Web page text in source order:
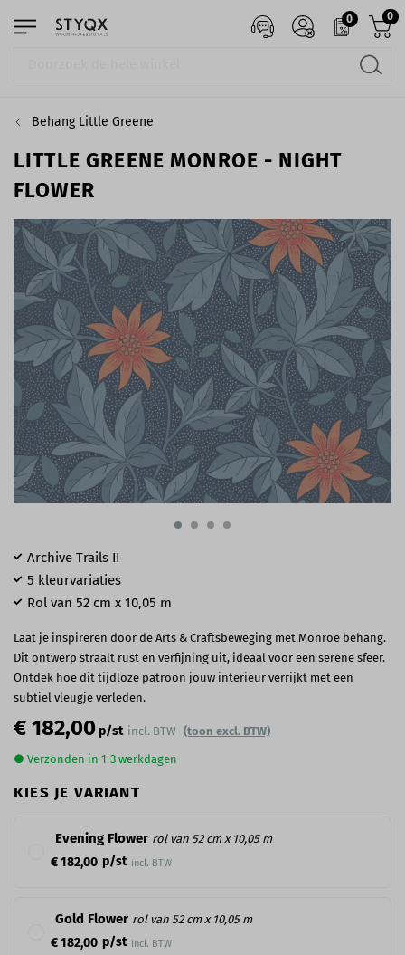
0 0
Behang Little Greene
LITTLE GREENE MONROE - NIGHT
FLOWER
€ 182,00p/st incl. BTW (toon excl. BTW)
● Verzonden in 1-3 werkdagen
KIES JE VARIANT
Evening Flower rol van 52 cm x 10,05 m
€ 182,00 p/st incl. BTW
Gold Flower rol van 52 cm x 10,05 m
€ 182,00 p/st incl. BTW
Archive Trails II
5 kleurvariaties
Rol van 52 cm x 10,05 m
Laat je inspireren door de Arts & Craftsbeweging met Monroe behang.
Dit ontwerp straalt rust en verfijning uit, ideaal voor een serene sfeer.
Ontdek hoe dit tijdloze patroon jouw interieur verrijkt met een
subtiel vleugje verleden.